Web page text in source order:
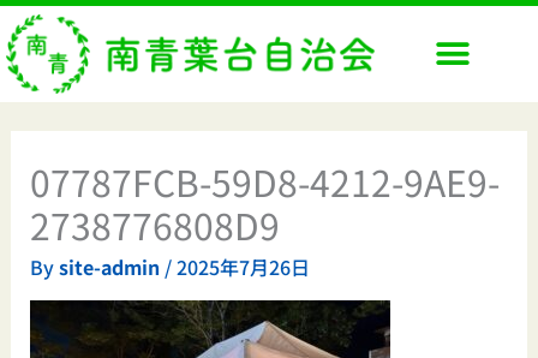
内
容
を
ス
キ
07787FCB-59D8-4212-9AE9-
2738776808D9
Bysite-admin /2025年7月26日